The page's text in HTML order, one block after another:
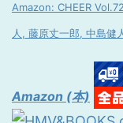
Amazon: CHEER
人, 藤原丈一郎, 中島
Amazon (本)